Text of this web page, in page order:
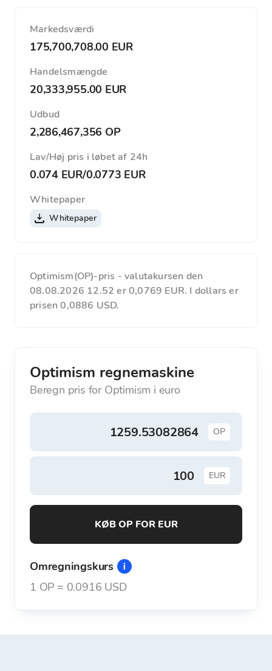
Markedsværdi
175,700,708.00 EUR
Handelsmængde
20,333,955.00 EUR
Udbud
2,286,467,356 OP
Lav/Høj pris i løbet af 24h
0.074 EUR/0.0773 EUR
Whitepaper
Whitepaper
Optimism(OP)-pris - valutakursen den
08.08.2026 12.52 er 0,0769 EUR. I dollars er
prisen 0,0886 USD.
Optimism regnemaskine
Beregn pris for Optimism i euro
OP
EUR
KØB OP FOR EUR
Omregningskurs
1 OP = 0.0916 USD